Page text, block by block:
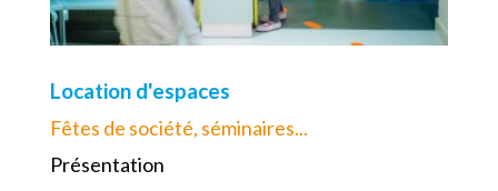
Location d'espaces
Fêtes de société, séminaires...
Présentation